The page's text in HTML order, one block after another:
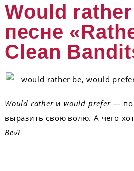
Would
песне
Clean
Would ratherиwould prefer—
выразить свою волю. А чего
Be»?